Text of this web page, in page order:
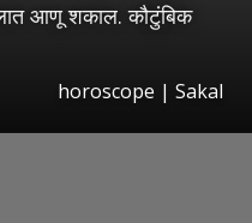
आणू शकाल. कौटुंबिक
horoscope | Sakal